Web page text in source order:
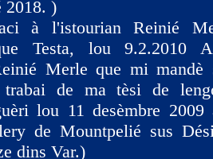
2018. )
à l'istourian Reinié
Testa, lou 9.2.2010
Merle que mi mandè
de ma tèsi de
lou 11 desèmbre
de Mountpelié sus
dins Var.)